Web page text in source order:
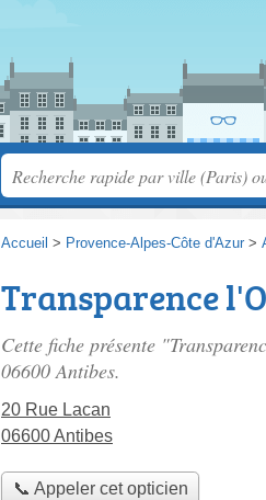
Accueil > Provence-Alpes-Côte d'Azur >
Transparence
Cette fiche présente
06600 Antibes.
20 Rue Lacan
06600 Antibes
📞 Appeler cet opticien